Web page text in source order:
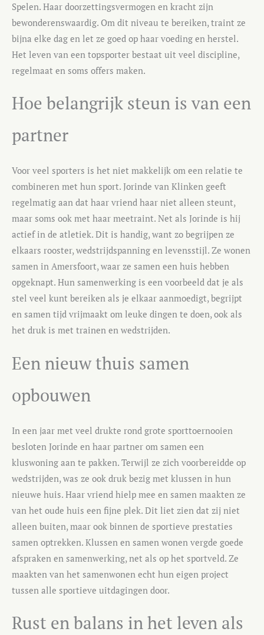
Spelen. Haar doorzettingsvermogen en kracht zijn
bewonderenswaardig. Om dit niveau te bereiken, traint ze
bijna elke dag en let ze goed op haar voeding en herstel.
Het leven van een topsporter bestaat uit veel discipline,
regelmaat en soms offers maken.
Hoe belangrijk steun is van een
partner
Voor veel sporters is het niet makkelijk om een relatie te
combineren met hun sport. Jorinde van Klinken geeft
regelmatig aan dat haar vriend haar niet alleen steunt,
maar soms ook met haar meetraint. Net als Jorinde is hij
actief in de atletiek. Dit is handig, want zo begrijpen ze
elkaars rooster, wedstrijdspanning en levensstijl. Ze wonen
samen in Amersfoort, waar ze samen een huis hebben
opgeknapt. Hun samenwerking is een voorbeeld dat je als
stel veel kunt bereiken als je elkaar aanmoedigt, begrijpt
en samen tijd vrijmaakt om leuke dingen te doen, ook als
het druk is met trainen en wedstrijden.
Een nieuw thuis samen
opbouwen
In een jaar met veel drukte rond grote sporttoernooien
besloten Jorinde en haar partner om samen een
kluswoning aan te pakken. Terwijl ze zich voorbereidde op
wedstrijden, was ze ook druk bezig met klussen in hun
nieuwe huis. Haar vriend hielp mee en samen maakten ze
van het oude huis een fijne plek. Dit liet zien dat zij niet
alleen buiten, maar ook binnen de sportieve prestaties
samen optrekken. Klussen en samen wonen vergde goede
afspraken en samenwerking, net als op het sportveld. Ze
maakten van het samenwonen echt hun eigen project
tussen alle sportieve uitdagingen door.
Rust en balans in het leven als